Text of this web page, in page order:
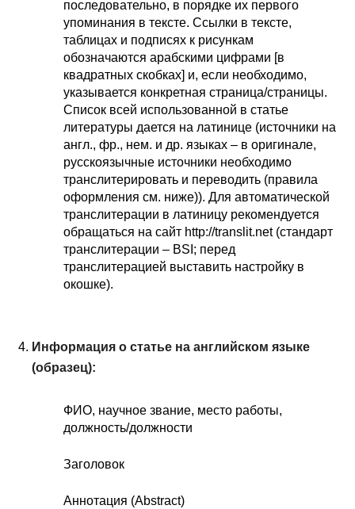
последовательно, в порядке их первого
упоминания в тексте. Ссылки в тексте,
таблицах и подписях к рисункам
обозначаются арабскими цифрами [в
квадратных скобках] и, если необходимо,
указывается конкретная страница/страницы.
Список всей использованной в статье
литературы дается на латинице (источники на
англ., фр., нем. и др. языках – в оригинале,
русскоязычные источники необходимо
транслитерировать и переводить (правила
оформления см. ниже)). Для автоматической
транслитерации в латиницу рекомендуется
обращаться на сайт http://translit.net (стандарт
транслитерации – BSI; перед
транслитерацией выставить настройку в
окошке).
Информация о статье на английском языке
(образец):
ФИО, научное звание, место работы,
должность/должности
Заголовок
Аннотация (Abstract)